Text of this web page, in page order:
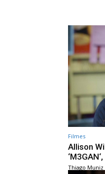
Filmes
Allison
Thiago Muniz